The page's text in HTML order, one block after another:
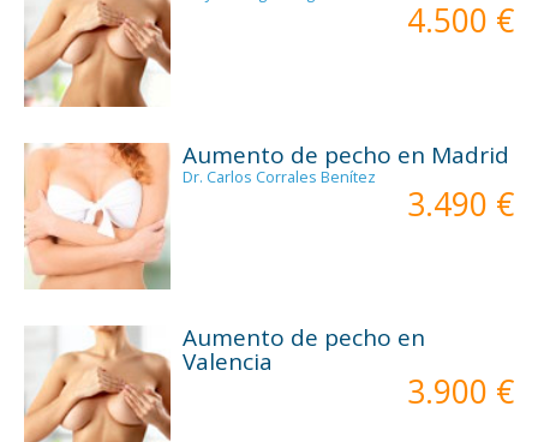
4.500 €
Aumento de pecho en Madrid
Dr. Carlos Corrales Benítez
3.490 €
Aumento de pecho en
Valencia
3.900 €